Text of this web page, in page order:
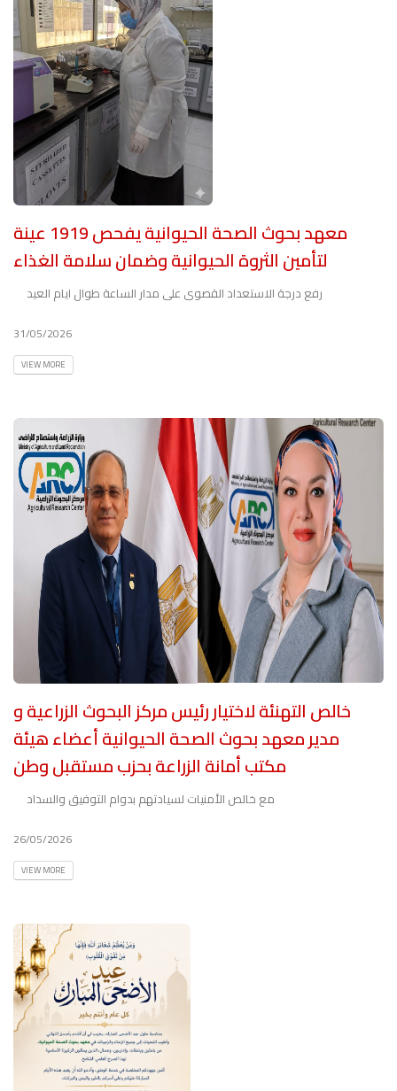
معهد بحوث الصحة الحيوانية يفحص 1919 عينة
لتأمين الثروة الحيوانية وضمان سلامة الغذاء
رفع درجة الاستعداد القصوى على مدار الساعة طوال ايام العيد
31/05/2026
VIEW MORE
خالص التهنئة لاختيار رئيس مركز البحوث الزراعية و
مدير معهد بحوث الصحة الحيوانية أعضاء هيئة
مكتب أمانة الزراعة بحزب مستقبل وطن
مع خالص الأمنيات لسيادتهم بدوام التوفيق والسداد
26/05/2026
VIEW MORE